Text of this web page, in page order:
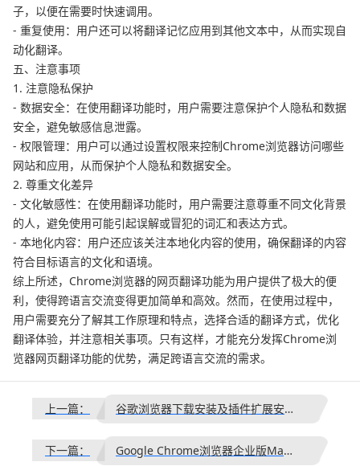
子，以便在需要时快速调用。
- 重复使用：用户还可以将翻译记忆应用到其他文本中，从而实现自
动化翻译。
五、注意事项
1. 注意隐私保护
- 数据安全：在使用翻译功能时，用户需要注意保护个人隐私和数据
安全，避免敏感信息泄露。
- 权限管理：用户可以通过设置权限来控制Chrome浏览器访问哪些
网站和应用，从而保护个人隐私和数据安全。
2. 尊重文化差异
- 文化敏感性：在使用翻译功能时，用户需要注意尊重不同文化背景
的人，避免使用可能引起误解或冒犯的词汇和表达方式。
- 本地化内容：用户还应该关注本地化内容的使用，确保翻译的内容
符合目标语言的文化和语境。
综上所述，Chrome浏览器的网页翻译功能为用户提供了极大的便
利，使得跨语言交流变得更加简单和高效。然而，在使用过程中，
用户需要充分了解其工作原理和特点，选择合适的翻译方式，优化
翻译体验，并注意相关事项。只有这样，才能充分发挥Chrome浏
览器网页翻译功能的优势，满足跨语言交流的需求。
上一篇： 谷歌浏览器下载安装及插件扩展安装与管理教程
下一篇： Google Chrome浏览器企业版Mac版下载风险控制